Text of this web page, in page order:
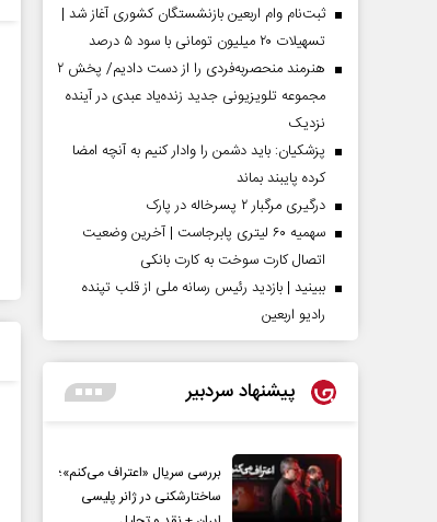
ثبت‌نام وام اربعین بازنشستگان کشوری آغاز شد |
تسهیلات ۲۰ میلیون تومانی با سود ۵ درصد
هنرمند منحصر‌به‌فردی را از دست دادیم/ پخش ۲
مجموعه تلویزیونی جدید زنده‌یاد عبدی در آینده
نزدیک
پزشکیان: باید دشمن را وادار کنیم به آنچه امضا
کرده پایبند بماند
درگیری مرگبار ۲ پسرخاله در پارک
سهمیه ۶۰ لیتری پابرجاست | آخرین وضعیت
اتصال کارت سوخت به کارت بانکی
ببینید | بازدید رئیس رسانه ملی از قلب تپنده
رادیو اربعین
پیشنهاد سردبیر
بررسی سریال «اعتراف می‌کنم»؛
ساختارشکنی در ژانر پلیسی